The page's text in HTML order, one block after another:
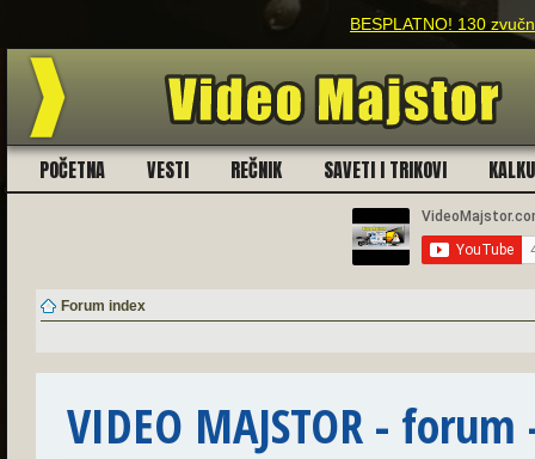
BESPLATNO! 130
POČETNA VESTI REČNIK SAVETI I TRIKOVI
Forum index
VIDEO MAJSTOR -